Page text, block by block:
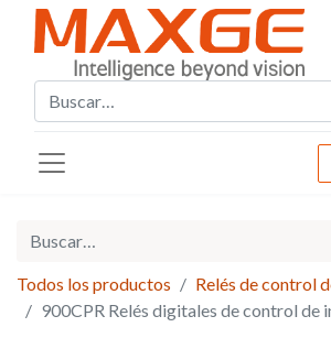
Todos los productos
Relés de control
900CPR Relés digitales de control de